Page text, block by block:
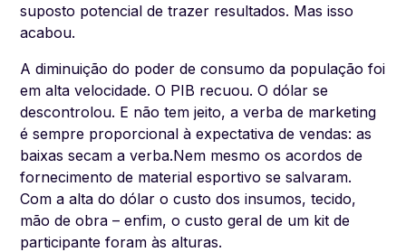
suposto potencial de trazer resultados. Mas isso
acabou.
A diminuição do poder de consumo da população foi
em alta velocidade. O PIB recuou. O dólar se
descontrolou. E não tem jeito, a verba de marketing
é sempre proporcional à expectativa de vendas: as
baixas secam a verba.Nem mesmo os acordos de
fornecimento de material esportivo se salvaram.
Com a alta do dólar o custo dos insumos, tecido,
mão de obra – enfim, o custo geral de um kit de
participante foram às alturas.